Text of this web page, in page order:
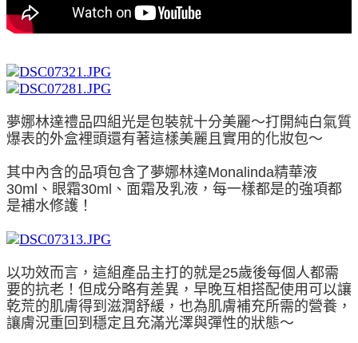
夢娜林達禮品四組光是包裝就十分美麗～打開純白氣質
爆表的外盒裡頭還有著這樣美麗且實用的化妝包～
其中內含的品項包含了夢娜林達Monalinda精華液
30ml、眼霜30ml、面霜及乳液，每一樣都是的強項都
是補水修護！
以功效而言，這組產品主打的就是25歲後每個人都需
要的抗老！但成分略有差異，早晚互相搭配使用可以讓
乾荒的肌膚得到滋潤舒緩，也為肌膚補充所需的營養，
讓膚況重回到穩定且充滿光澤與彈性的狀態～